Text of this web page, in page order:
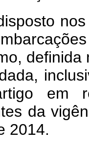
definida
em
da
2014.